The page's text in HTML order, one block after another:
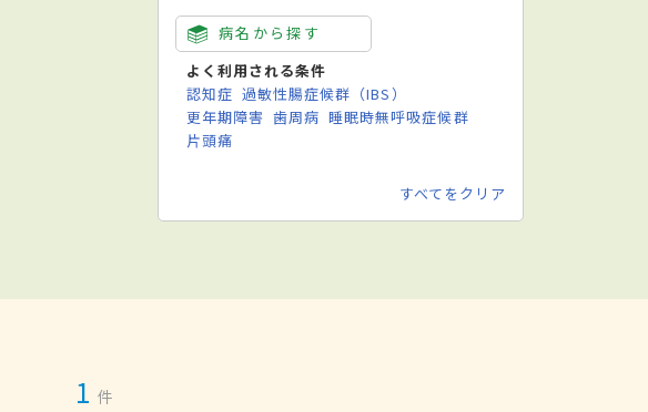
病名から探す
よく利用される条件
認知症 過敏性腸症候群（IBS）
更年期障害 歯周病 睡眠時無呼吸症候群
片頭痛
すべてをクリア
1 件